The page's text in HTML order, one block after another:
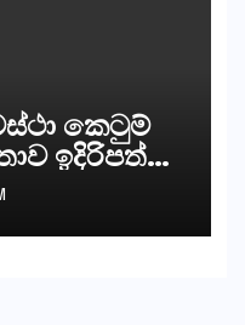
කෙටුම්
ඉදිරිපත්